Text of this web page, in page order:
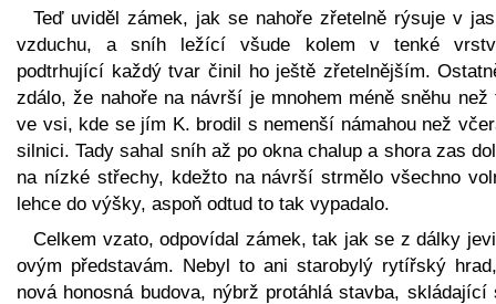
Teď uviděl zámek, jak se nahoře zřetelně rýsuje v
vzduchu, a sníh ležící všude kolem v tenké
podtrhující každý tvar činil ho ještě zřetelnějším.
zdálo, že nahoře na návrší je mnohem méně sněhu než
ve vsi, kde se jím K. brodil s nemenší námahou než
silnici. Tady sahal sníh až po okna chalup a shora zas
na nízké střechy, kdežto na návrší strmělo všechno
lehce do výšky, aspoň odtud to tak vypadalo.
Celkem vzato, odpovídal zámek, tak jak se z dálky
ovým představám. Nebyl to ani starobylý rytířský
nová honosná budova, nýbrž protáhlá stavba, skládající